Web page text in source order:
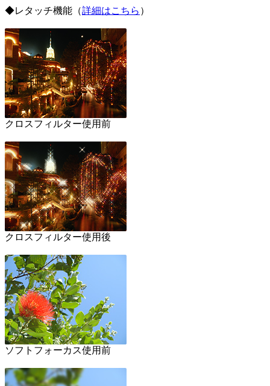
◆レタッチ機能（詳細はこちら ）
クロスフィルター使用前
クロスフィルター使用後
ソフトフォーカス使用前